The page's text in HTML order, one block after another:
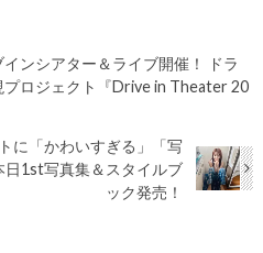
ンシアター＆ライブ開催！ ドラ
プロジェクト『Drive in Theater 20
に「かわいすぎる」「写
1st写真集＆スタイルブ
ック発売！